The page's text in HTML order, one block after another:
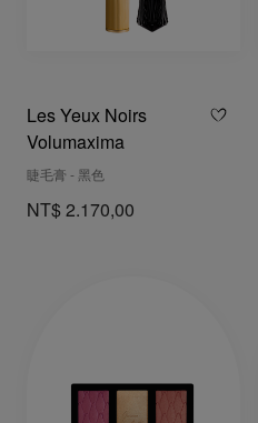
Les Yeux Noirs
Volumaxima
睫毛膏 - 黑色
NT$ 2.170,00